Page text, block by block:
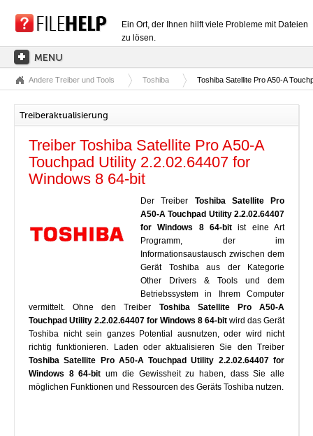
Ein Ort, der Ihnen hilft viele Probleme mit Dateien
zu lösen.
HAUPTSEITE
EXTENSIONSKATEGORIEN
DLL-DATEIEN
DATEIKONVERTIERUNGEN
Andere Treiber und Tools Toshiba Toshiba Satellite Pro A50-A
Treiberaktualisierung
Treiber Toshiba Satellite Pro A50-A
Touchpad Utility 2.2.02.64407 for
Windows 8 64-bit
Der Treiber Toshiba Satellite Pro
A50-A Touchpad Utility 2.2.02.64407
for Windows 8 64-bit ist eine Art
Programm, der im
Informationsaustausch zwischen dem
Gerät Toshiba aus der Kategorie
Other Drivers & Tools und dem
Betriebssystem in Ihrem Computer
vermittelt. Ohne den Treiber Toshiba Satellite Pro A50-A
Touchpad Utility 2.2.02.64407 for Windows 8 64-bit wird das Gerät
Toshiba nicht sein ganzes Potential ausnutzen, oder wird nicht
richtig funktionieren. Laden oder aktualisieren Sie den Treiber
Toshiba Satellite Pro A50-A Touchpad Utility 2.2.02.64407 for
Windows 8 64-bit um die Gewissheit zu haben, dass Sie alle
möglichen Funktionen und Ressourcen des Geräts Toshiba nutzen.